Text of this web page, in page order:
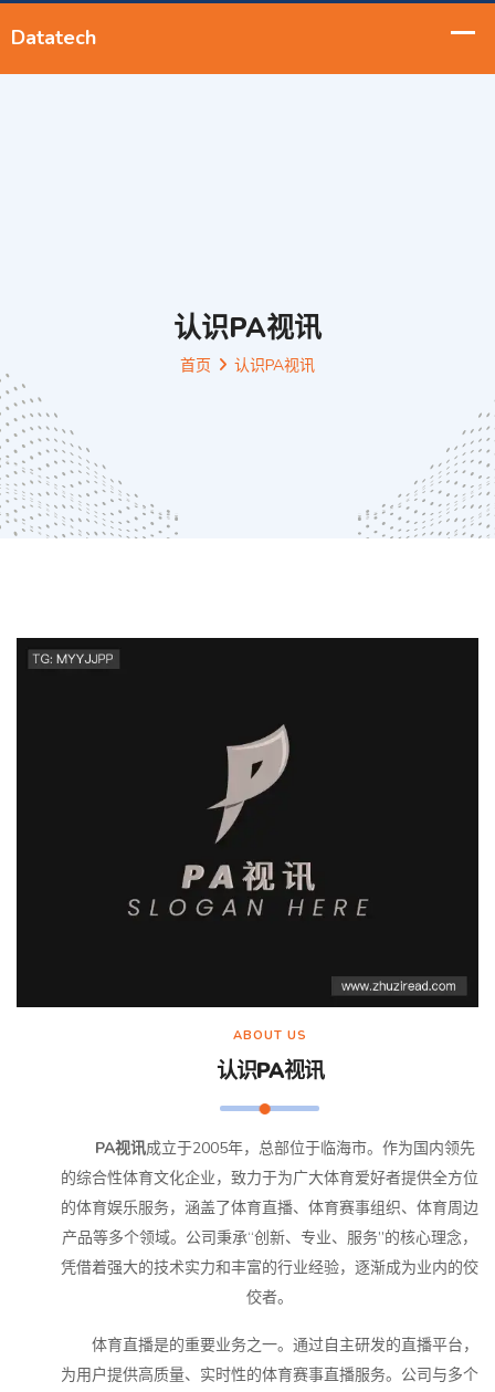
认识PA视讯
首页 认识PA视讯
ABOUT US
认识PA视讯
PA视讯成立于2005年，总部位于临海市。作为国内领先
的综合性体育文化企业，致力于为广大体育爱好者提供全方位
的体育娱乐服务，涵盖了体育直播、体育赛事组织、体育周边
产品等多个领域。公司秉承“创新、专业、服务”的核心理念，
凭借着强大的技术实力和丰富的行业经验，逐渐成为业内的佼
佼者。
体育直播是的重要业务之一。通过自主研发的直播平台，
为用户提供高质量、实时性的体育赛事直播服务。公司与多个